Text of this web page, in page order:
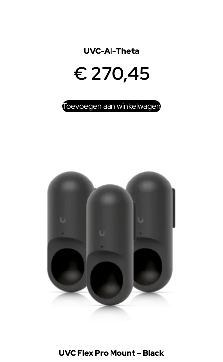
UVC-AI-Theta
€270,45
Toevoegen aan winkelwagen
UVC Flex Pro Mount – Black